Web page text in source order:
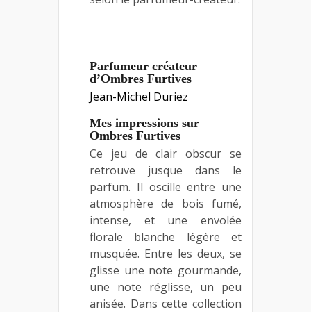
Parfumeur créateur
d’Ombres Furtives
Jean-Michel Duriez
Mes impressions sur
Ombres Furtives
Ce jeu de clair obscur se
retrouve jusque dans le
parfum. Il oscille entre une
atmosphère de bois fumé,
intense, et une envolée
florale blanche légère et
musquée. Entre les deux, se
glisse une note gourmande,
une note réglisse, un peu
anisée. Dans cette collection